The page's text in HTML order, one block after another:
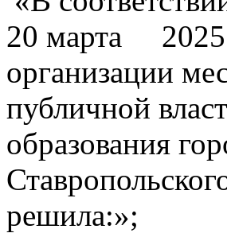
20 марта
организации
публичной
образования
решила:»;